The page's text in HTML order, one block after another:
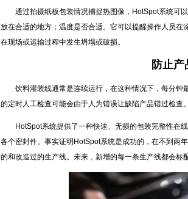
通过拍摄纸板包装情况捕捉热图像，HotSpot系统可以
放在合适的地方；温度是否合适。它可以提醒操作人员
在现场或运输过程中发生坍塌或破损。
防止产
饮料灌装线通常是连续运行，在这种情况下，每分钟
的定时人工检查可能会由于人为错误让缺陷产品错过检查。
HotSpot系统提供了一种快速、无损的包装完整性在线
各个密封件。事实证明HotSpot系统是成功的，在不到两
的和改造过的生产线。未来，新增的每一条生产线都会标